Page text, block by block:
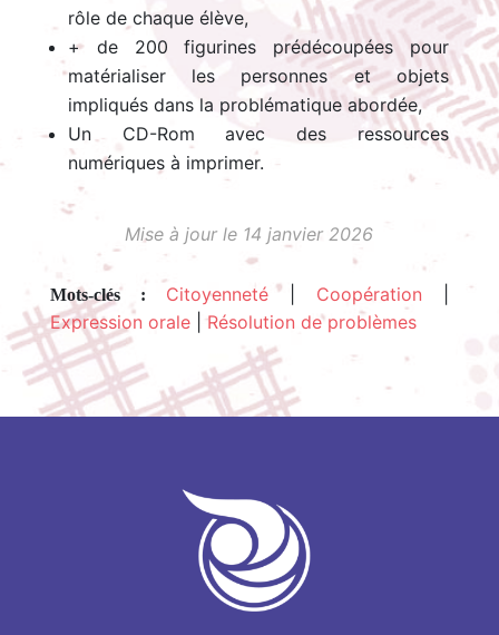
rôle de chaque élève,
+ de 200 figurines prédécoupées pour
matérialiser les personnes et objets
impliqués dans la problématique abordée,
Un CD-Rom avec des ressources
numériques à imprimer.
Mise à jour le 14 janvier 2026
Mots-clés : Citoyenneté| Coopération
Expression orale|Résolution de problèmes